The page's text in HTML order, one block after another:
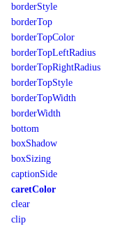
borderStyle
borderTop
borderTopColor
borderTopLeftRadius
borderTopRightRadius
borderTopStyle
borderTopWidth
borderWidth
bottom
boxShadow
boxSizing
captionSide
caretColor
clear
clip